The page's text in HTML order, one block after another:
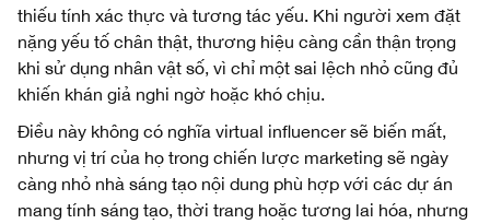
thiếu tính xác thực và tương tác yếu. Khi người xem đặt
nặng yếu tố chân thật, thương hiệu càng cần thận trọng
khi sử dụng nhân vật số, vì chỉ một sai lệch nhỏ cũng đủ
khiến khán giả nghi ngờ hoặc khó chịu.
Điều này không có nghĩa virtual influencer sẽ biến mất,
nhưng vị trí của họ trong chiến lược marketing sẽ ngày
càng nhỏ nhà sáng tạo nội dung phù hợp với các dự án
mang tính sáng tạo, thời trang hoặc tương lai hóa, nhưng